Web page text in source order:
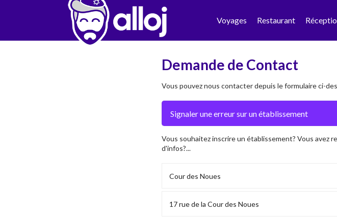
Voyages Restaurant
Demande de Contact
Vous pouvez nous contacter depuis le formulaire ci-
Vous souhaitez inscrire un établissement? Vous avez
d'infos?...